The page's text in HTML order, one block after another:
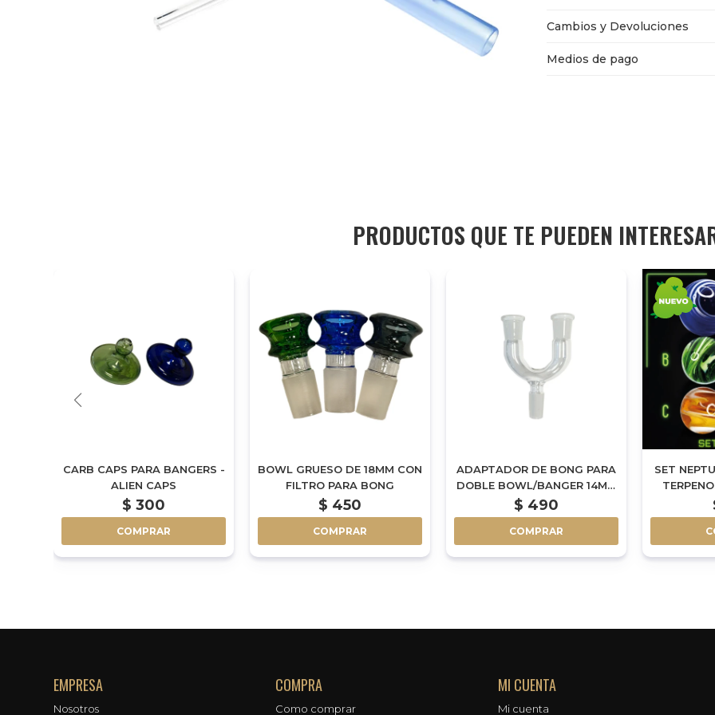
Cambios y Devoluciones
Medios de pago
PRODUCTOS QUE TE PUEDEN
CARB CAPS PARA BANGERS -
ALIEN CAPS
$ 300
COMPRAR
BOWL GRUESO DE 18MM CON
FILTRO PARA BONG
$ 450
COMPRAR
ADAPTADOR DE BONG PARA
DOBLE BOWL/BANGER 14MM
- SP07
$ 490
COMPRAR
SET
EMPRESA
Nosotros
COMPRA
Como comprar
MI CUENTA
Mi cuenta